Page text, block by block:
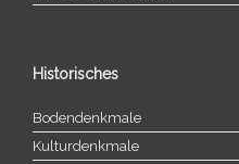
Historisches
Bodendenkmale
Kulturdenkmale